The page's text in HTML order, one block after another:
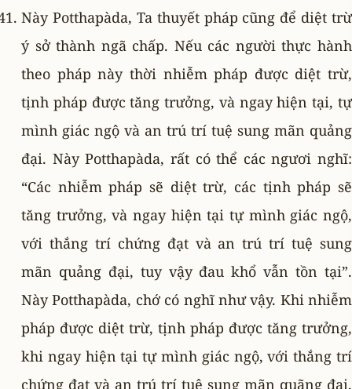
Này Potthapàda, Ta thuyết pháp cũng để diệt trừ
ý sở thành ngã chấp. Nếu các người thực hành
theo pháp này thời nhiễm pháp được diệt trừ,
tịnh pháp được tăng trưởng, và ngay hiện tại, tự
mình giác ngộ và an trú trí tuệ sung mãn quảng
đại. Này Potthapàda, rất có thể các ngươi nghĩ:
“Các nhiễm pháp sẽ diệt trừ, các tịnh pháp sẽ
tăng trưởng, và ngay hiện tại tự mình giác ngộ,
với thắng trí chứng đạt và an trú trí tuệ sung
mãn quảng đại, tuy vậy đau khổ vẫn tồn tại”.
Này Potthapàda, chớ có nghĩ như vậy. Khi nhiễm
pháp được diệt trừ, tịnh pháp được tăng trưởng,
khi ngay hiện tại tự mình giác ngộ, với thắng trí
chứng đạt và an trú trí tuệ sung mãn quãng đại,